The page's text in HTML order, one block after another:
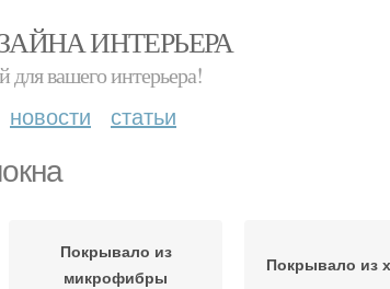
ИНТЕРЬЕРА
для вашего интерьера!
новости статьи
Покрывало из
микрофибры
Покрывало из